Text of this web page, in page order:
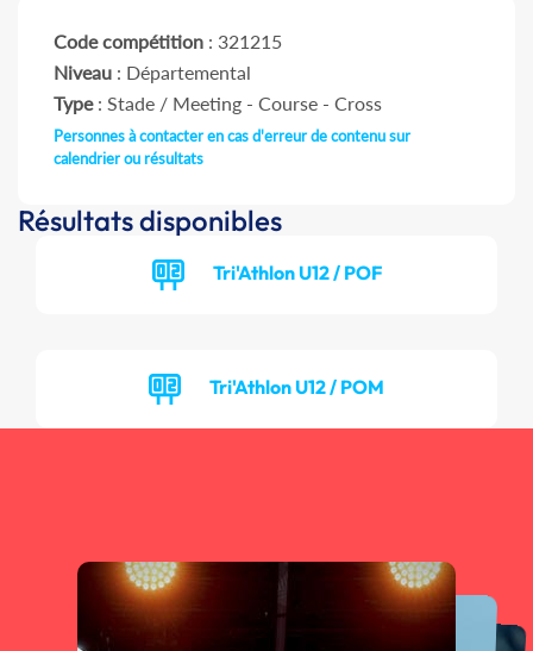
Code compétition : 321215
Niveau : Départemental
Type: Stade / Meeting - Course - Cross
Personnes à contacter en cas d'erreur de contenu sur
calendrier ou résultats
Résultats disponibles
Tri'Athlon U12 / POF
Tri'Athlon U12 / POM